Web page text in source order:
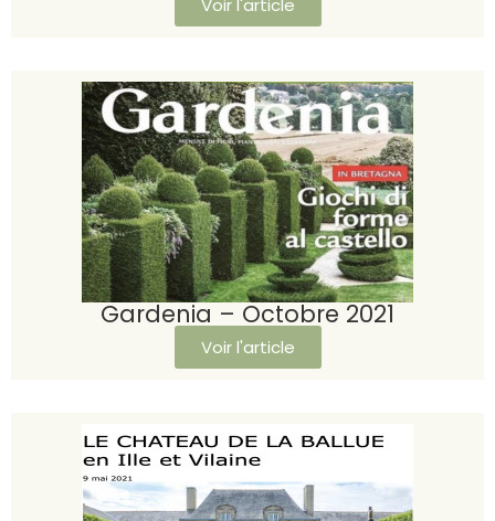
Voir l'article
Gardenia – Octobre 2021
Voir l'article